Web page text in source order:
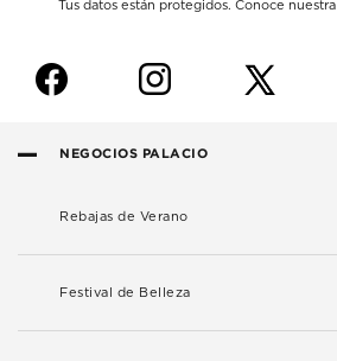
Tus datos están protegidos. Conoce nuestra
f i
NEGOCIOS PALACIO
Rebajas de Verano
Festival de Belleza